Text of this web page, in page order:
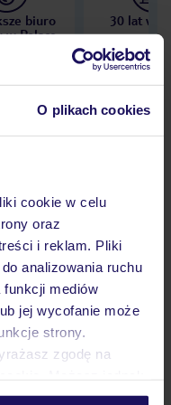
O plikach cookies
cookie w celu
oraz
i reklam. Pliki
analizowania ruchu
funkcji mediów
jej wycofanie może
strony.
zgodę na
w zakładkę
biuro
w Polsce
30 lat w